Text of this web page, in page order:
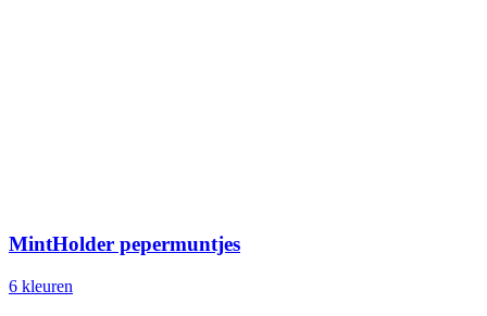
MintHolder pepermuntjes
6 kleuren